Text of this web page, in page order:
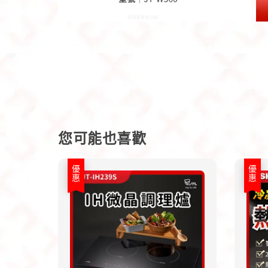
您可能也喜歡
優惠 優惠